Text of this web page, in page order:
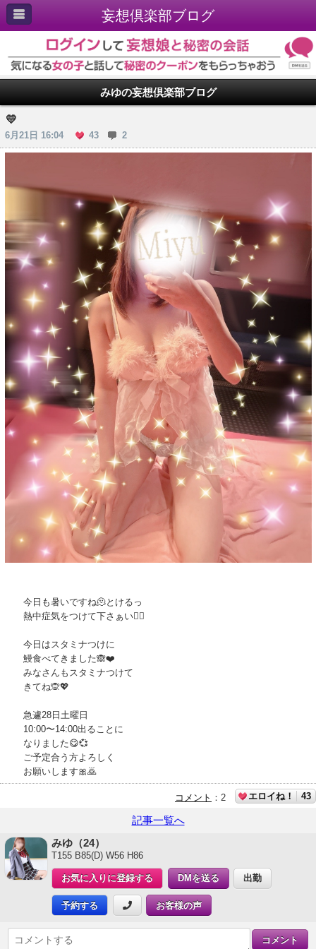
妄想倶楽部ブログ
みゆの妄想倶楽部ブログ
💛
6月21日 16:04 43 2
今日も暑いですね🫠とけるっ
熱中症気をつけて下さぁい❤️‍🔥
今日はスタミナつけに
鰻食べてきました🙈❤️
みなさんもスタミナつけて
きてね🙊💖
急遽28日土曜日
10:00〜14:00出ることに
なりました😋💞
ご予定合う方よろしく
お願いします🎀🙇
コメント ： 2 エロイね！ 43
記事一覧へ
みゆ（24）
T155 B85(D) W56 H86
お気に入りに登録する DMを送る 出勤
予約する お客様の声